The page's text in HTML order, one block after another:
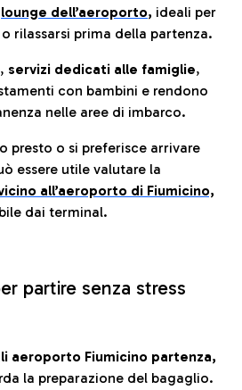
lounge dell’aeroporto, ideali per
rilassarsi prima della partenza.
servizi dedicati alle famiglie,
con bambini e rendono
nelle aree di imbarco.
presto o si preferisce arrivare
essere utile valutare la
all’aeroporto di Fiumicino,
dai terminal.
partire senza stress
aeroporto Fiumicino partenza,
la preparazione del bagaglio.